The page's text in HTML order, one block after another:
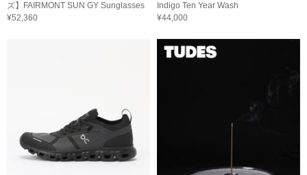
ズ】FAIRMONT SUN GY Sunglasses
¥52,360
Indigo Ten Year Wash
¥44,000